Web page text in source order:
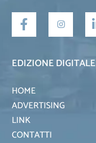
EDIZIONE DIGITALE
HOME
ADVERTISING
LINK
CONTATTI